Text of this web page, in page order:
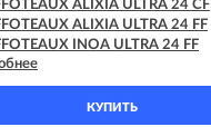
ALIXIA ULTRA 24 CF
ALIXIA ULTRA 24 FF
INOA ULTRA 24 FF
PIGMA ULTRA 25 CF
PIGMA ULTRA 25 FF
PIGMA ULTRA 30 CF
КУПИТЬ